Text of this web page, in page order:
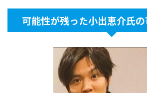
可能性が残った小出恵介氏